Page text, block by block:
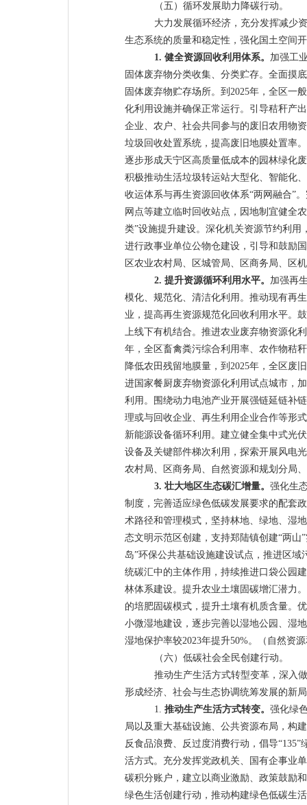
（五）循环发展助力降碳行动。
大力发展循环经济，充分发挥减少
生态系统的质量和稳定性，强化国土空间
1. 健全资源回收利用体系。 加强工
固体废弃物分类收集、分类贮存。全面摸
固体废弃物贮存场所。到 2025年，全区一
化利用设施并确保正常运行。引导秸秆产
企业、农户、社会共同参与的废旧农用物
垃圾回收处置系统，提高废旧地膜处置率。
逐步形成天宁区高质量低成本的园林绿化
积极推动生活垃圾转运站大型化、智能化
收运体系与再生资源回收体系“两网融合”
网点等建立临时回收站点，因地制宜健全
类”设施提升建设。深化机关资源节约利用
进行政事业单位公物仓建设，引导和鼓励
区农业农村局、区城管局、区商务局、区
2. 提升资源循环利用水平。 加强再
模化、规范化、清洁化利用。推动现有再
业，提高再生资源规范化回收利用水平。
上线下有机结合。 推进农业废弃物资源化
年，全区畜禽粪污综合利用率、农作物秸
降低农田残留地膜量，到 2025年，全区废
进国家餐厨废弃物资源化利用试点城市，
利用。围绕动力电池产业开展强链延链补
理或与回收企业、再生利用企业合作等形
新能源设备循环利用。建立健全集中式光
设备及关键部件梯次利用，探索开展风电
农村局、区商务局、自然资源和规划分局
3. 壮大地区生态碳汇增量。 强化生
制度，完善适应绿色低碳发展要求的配套
术路径和管理模式，坚持林地、绿地、湿
态文明示范区创建，支持郑陆镇创建“两山
岛”环保公共基础设施建设试点，推进区
统碳汇中的主体作用，持续推进口袋公园
林体系建设。 提升农业土壤固碳增汇潜力
的培肥固碳模式，提升土壤有机质含量。
小微湿地建设，逐步完善以湿地公园、湿
湿地保护率较2023年提升50%。
（自然资
（六）低碳社会全民创建行动。
推动生产生活方式转型变革，深入
形成经济、社会与生态协调统筹发展的新
1. 推动生产生活方式转变。 强化绿
局以及重大基础设施、公共资源布局，构
反食品浪费、反过度消费行动，倡导“135”
活方式。充分发挥党政机关、国有企事业
碳积分账户，建立以商业激励、政策鼓励
绿色生活创建行动，推动构建绿色低碳生